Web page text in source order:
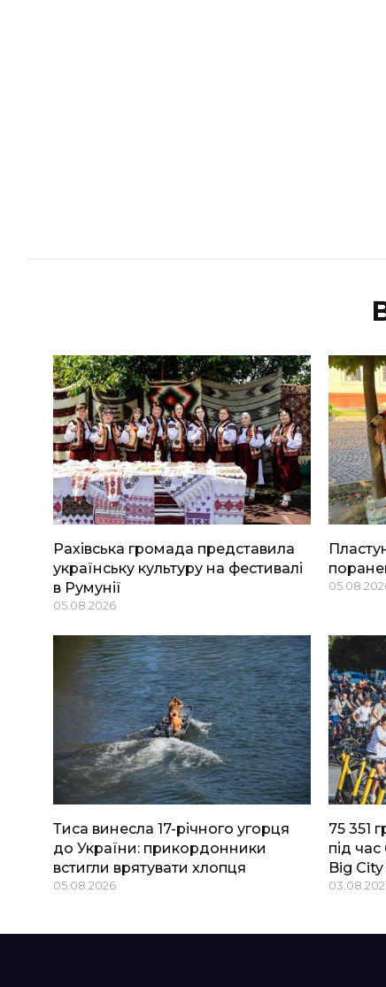
Рахівська громада представила
українську культуру на фестивалі
в Румунії
05.08.2026
Тиса винесла 17-річного угорця
до України: прикордонники
встигли врятувати хлопця
05.08.2026
75 351
під
Big Сity